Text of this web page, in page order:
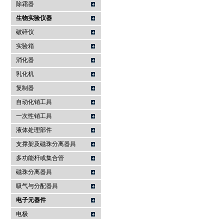
除霜器
生物实验仪器
破碎仪
实验箱
消化器
乳化机
复制器
自动化销工具
一次性销工具
液体处理部件
支撑架及磁珠分离器具
多功能杆或集合管
磁珠分离器具
吸气与分配器具
电子元器件
电极